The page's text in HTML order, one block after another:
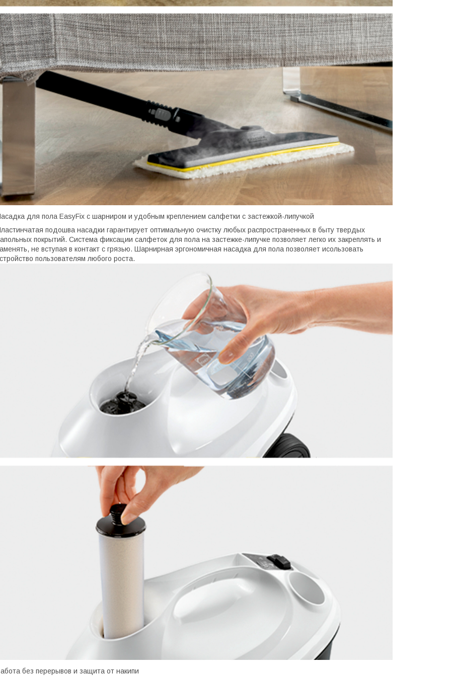
для пола EasyFix с шарниром и удобным креплением салфетки с застежкой-липучкой
подошва насадки гарантирует оптимальную очистку любых распространенных в быту твердых
покрытий. Система фиксации салфеток для пола на застежке-липучке позволяет легко их закреплять и
не вступая в контакт с грязью. Шарнирная эргономичная насадка для пола позволяет исользовать
пользователям любого роста.
без перерывов и защита от накипи